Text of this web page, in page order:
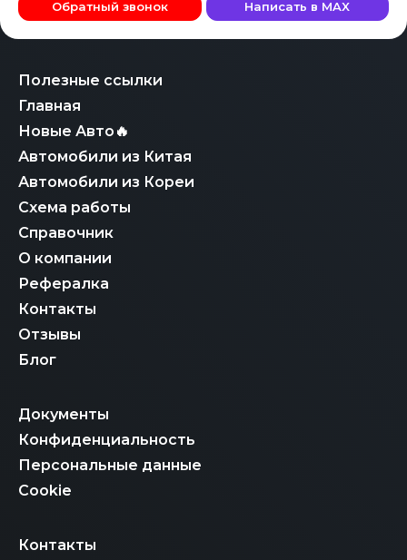
Полезные ссылки
Главная
Новые Авто🔥
Автомобили из Китая
Автомобили из Кореи
Схема работы
Справочник
О компании
Рефералка
Контакты
Отзывы
Блог
Документы
Конфиденциальность
Персональные данные
Cookie
Контакты
Обратный звонок Написать в MAX